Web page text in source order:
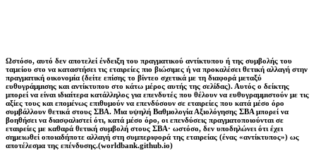
Ωστόσο, αυτό δεν αποτελεί ένδειξη του πραγματικού αντίκτυπου ή της συμβολής του
ταμείου στο να καταστήσει τις εταιρείες πιο βιώσιμες ή να προκαλέσει θετική αλλαγή στην
πραγματική οικονομία (δείτε επίσης το βίντεο σχετικά με τη διαφορά μεταξύ
ευθυγράμμισης και αντίκτυπου στο κάτω μέρος αυτής της σελίδας). Αυτός ο δείκτης
μπορεί να είναι ιδιαίτερα κατάλληλος για επενδυτές που θέλουν να ευθυγραμμιστούν με τις
αξίες τους και επομένως επιθυμούν να επενδύσουν σε εταιρείες που κατά μέσο όρο
συμβάλλουν θετικά στους ΣΒΑ. Μια υψηλή Βαθμολογία Αξιολόγησης ΣΒΑ μπορεί να
βοηθήσει να διασφαλιστεί ότι, κατά μέσο όρο, οι επενδύσεις πραγματοποιούνται σε
εταιρείες με καθαρά θετική συμβολή στους ΣΒΑ· ωστόσο, δεν υποδηλώνει ότι έχει
σημειωθεί οποιαδήποτε αλλαγή στη συμπεριφορά της εταιρείας (ένας «αντίκτυπος») ως
αποτέλεσμα της επένδυσης.(worldbank.github.io)